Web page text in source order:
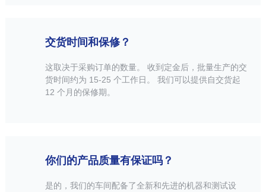
交货时间和保修？
这取决于采购订单的数量。 收到定金后，批量生产的交
货时间约为 15-25 个工作日。 我们可以提供自交货起
12 个月的保修期。
你们的产品质量有保证吗？
是的，我们的车间配备了全新和先进的机器和测试设